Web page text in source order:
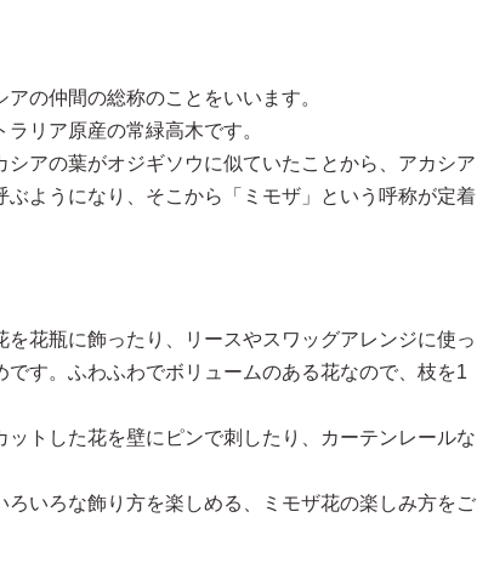
の仲間の総称のことをいいます。
リア原産の常緑高木です。
アの葉がオジギソウに似ていたことから、アカシア
ようになり、そこから「ミモザ」という呼称が定着
花瓶に飾ったり、リースやスワッグアレンジに使っ
す。ふわふわでボリュームのある花なので、枝を1
トした花を壁にピンで刺したり、カーテンレールな
いろな飾り方を楽しめる、ミモザ花の楽しみ方をご